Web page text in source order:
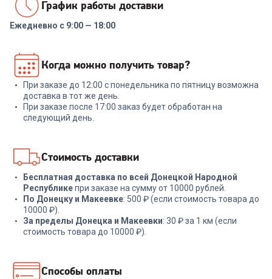
Ручной отпариватель TUVIO
TGS02H
3 589₽
напольная СБВ5/Б (белый)
3 999₽
График работы доставки
Ежедневно с 9:00 — 18:00
Когда можно получить товар?
При заказе до 12:00 с понедельника по пятницу возможна
доставка в тот же день.
При заказе после 17:00 заказ будет обработан на
следующий день.
Стоимость доставки
Бесплатная доставка по всей Донецкой Народной
Республикепри заказе на сумму от 10000 рублей.
По Донецку и Макеевке: 500 ₽ (если стоимость товара до
10000 ₽).
За пределы Донецка и Макеевки: 30 ₽ за 1 км (если
стоимость товара до 10000 ₽).
Способы оплаты